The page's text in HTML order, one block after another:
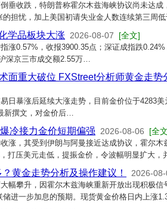
垂收跌，特朗普称霍尔木兹海峡协议尚未达成
担忧，加上美国初请失业金人数连续第三周
学品板块大涨 2026-08-07 [全文]
涨0.57%，收报3900.35点；深证成指跌
深京三市成交额2.55万…
面重大破位 FXStreet分析师黄金走势
日暴涨后延续大涨走势，目前金价位于4283美
新撰文，对金价后…
冷接力金价短期偏强 2026-08-06 [全
涨，其受到伊朗与阿曼接近达成协议，霍尔木
打压美元走低，提振金价，令波幅明显扩大
黄金走势分析及操作建议！ 2026-08-
幅攀升，因霍尔木兹海峡重新开放出现积极信
进一步加息的预期。现货黄金价格日内上涨